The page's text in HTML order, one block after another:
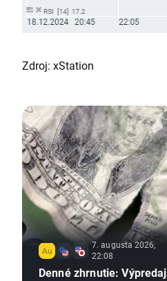
Zdroj: xStation
7. augusta 2026,
22:08
Denné zhrnutie: Výpredaj